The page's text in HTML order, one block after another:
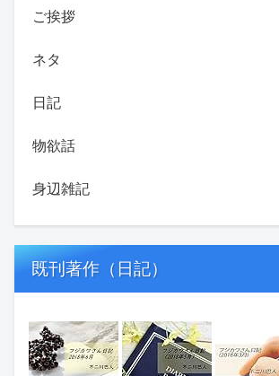
ご挨拶
ネタ
日記
物欲話
身辺雑記
既刊著作（日記）